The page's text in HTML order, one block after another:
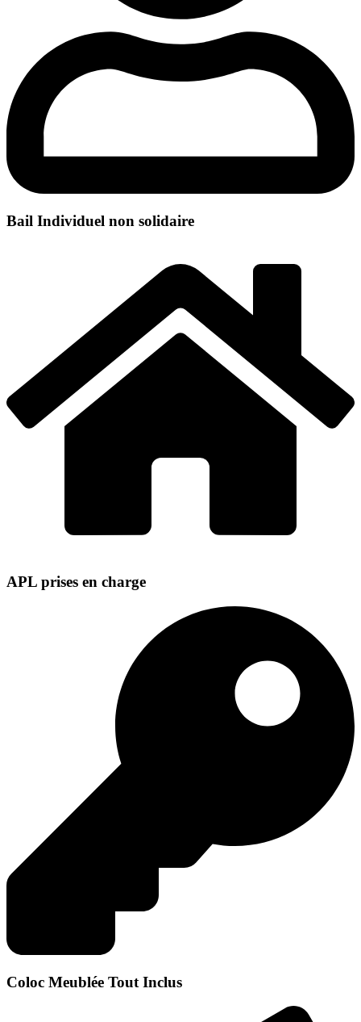
Bail Individuel non solidaire
APL prises en charge
Coloc Meublée Tout Inclus